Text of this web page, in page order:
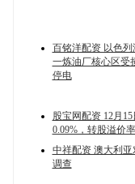
百铭洋配资 以色列
一炼油厂核心区受
停电
股宝网配资 12月
0.09%，转股溢价
中祥配资 澳大利
调查